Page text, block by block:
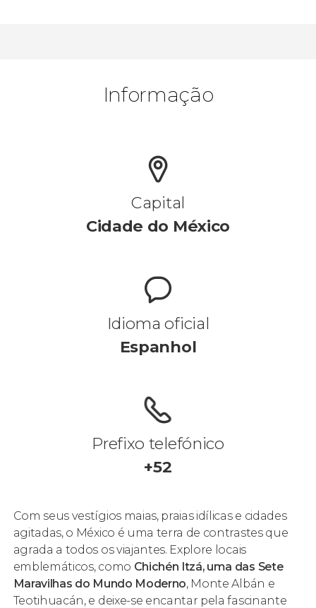
Informação
Capital
Cidade do México
Idioma oficial
Espanhol
Prefixo telefónico
+52
Com seus vestígios maias, praias idílicas e cidades
agitadas, o México é uma terra de contrastes que
agrada a todos os viajantes. Explore locais
emblemáticos, como Chichén Itzá, uma das Sete
Maravilhas do Mundo Moderno, Monte Albán e
Teotihuacán, e deixe-se encantar pela fascinante